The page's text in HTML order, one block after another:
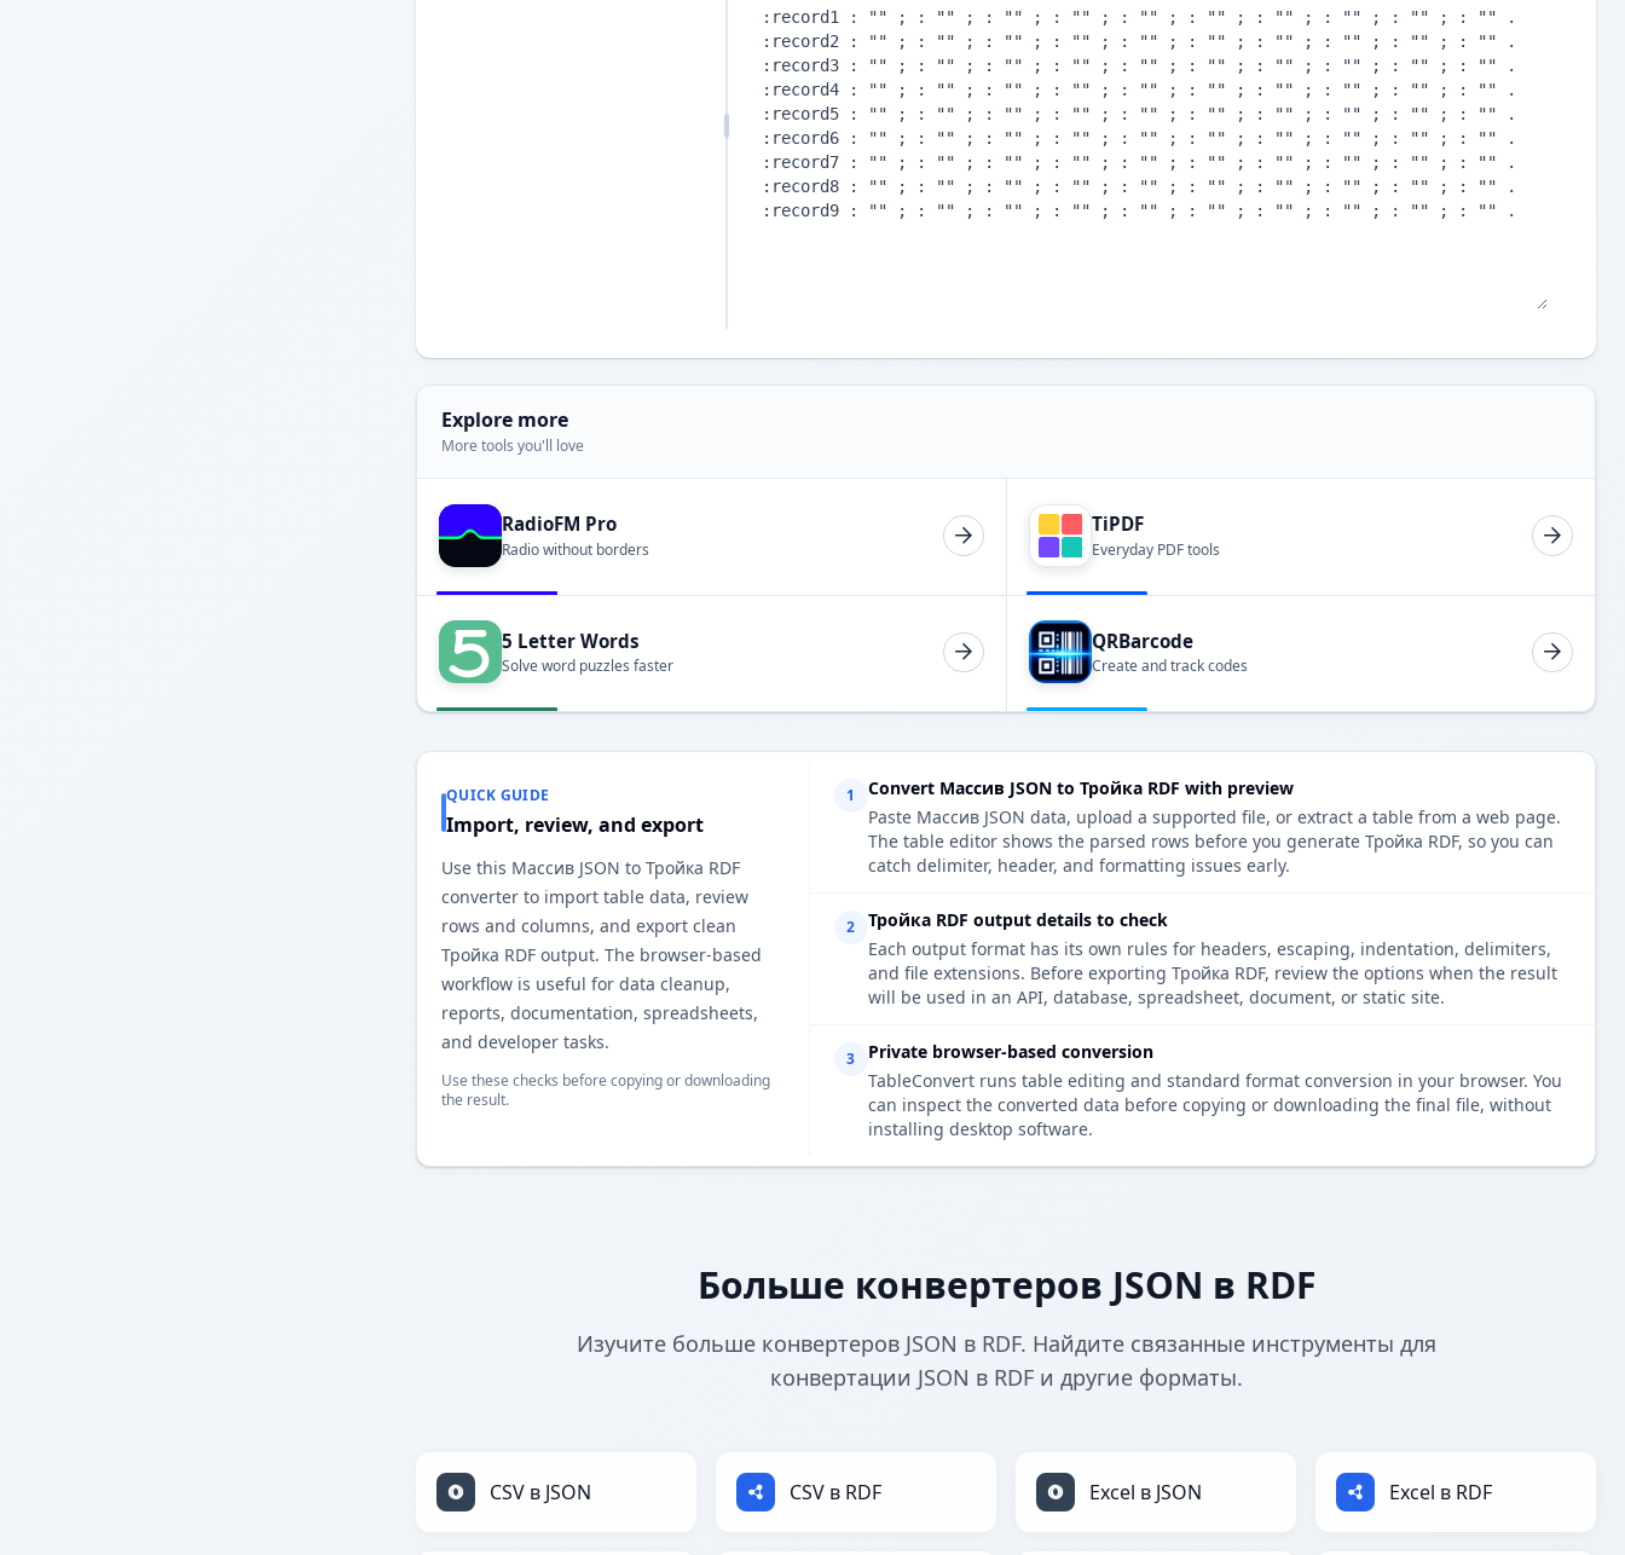
Explore more
More tools you'll love
RadioFM Pro
Radio without borders
TiPDF
Everyday PDF tools
5 Letter Words
Solve word puzzles faster
QRBarcode
Create and track codes
QUICK GUIDE
Import, review, and export
Use this Массив JSON to Тройка RDF
converter to import table data, review
rows and columns, and export clean
Тройка RDF output. The browser-based
workflow is useful for data cleanup,
reports, documentation, spreadsheets,
and developer tasks.
Use these checks before copying or downloading
the result.
1
Convert Массив JSON to Тройка RDF with preview
Paste Массив JSON data, upload a supported file, or extract a table from a web page.
The table editor shows the parsed rows before you generate Тройка RDF, so you can
catch delimiter, header, and formatting issues early.
2
Тройка RDF output details to check
Each output format has its own rules for headers, escaping, indentation, delimiters,
and file extensions. Before exporting Тройка RDF, review the options when the result
will be used in an API, database, spreadsheet, document, or static site.
3
Private browser-based conversion
TableConvert runs table editing and standard format conversion in your browser. You
can inspect the converted data before copying or downloading the final file, without
installing desktop software.
Больше конвертеров JSON в RDF
Изучите больше конвертеров JSON в RDF. Найдите связанные инструменты для
конвертации JSON в RDF и другие форматы.
CSV в JSON CSV в RDF Excel в JSON Excel в RDF